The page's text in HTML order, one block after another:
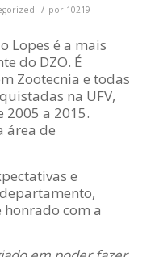
/ por 10219
Lopes é a mais
do DZO. É
Zootecnia e todas
na UFV,
a 2015.
área de
e
com a